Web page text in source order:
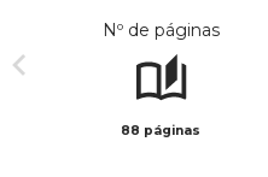
Nº de páginas
88 páginas